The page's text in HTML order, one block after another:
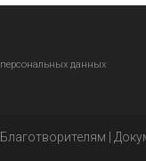
данных
Благотворителям